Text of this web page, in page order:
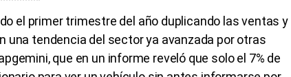
el primer trimestre del año duplicando las ventas y
tendencia del sector ya avanzada por otras
que en un informe reveló que solo el 7% de